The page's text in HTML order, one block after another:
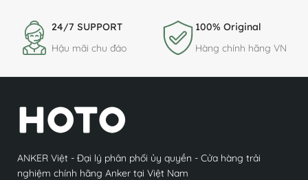
24/7 SUPPORT
Hậu mãi chu đáo
100% Original
Hàng chính hãng VN
ANKER Việt - Đại lý phân phối ủy quyền - Cửa hàng trải
nghiệm chính hãng Anker tại Việt Nam